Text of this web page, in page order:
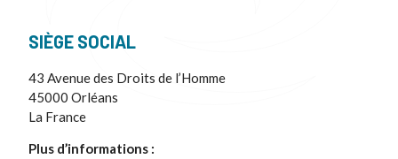
SIÈGE SOCIAL
43 Avenue des Droits de l’Homme
45000 Orléans
La France
Plus d’informations :